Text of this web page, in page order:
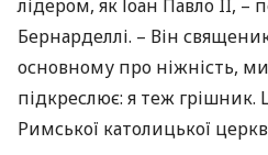
лідером, як Іоан Павло II, –
Бернарделлі. – Він
основному про ніжність,
підкреслює: я теж грішник.
Римської католицької